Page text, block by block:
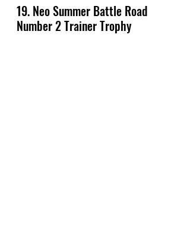
19. Neo Summer Battle Road
Number 2 Trainer Trophy